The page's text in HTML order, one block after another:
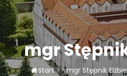
Fundacja
Konkurs
LAOM
mgr
Start >> mgr Stępnik